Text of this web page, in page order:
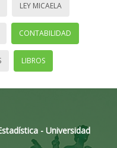
LEY MICAELA
CONTABILIDAD
LIBROS
- Universidad